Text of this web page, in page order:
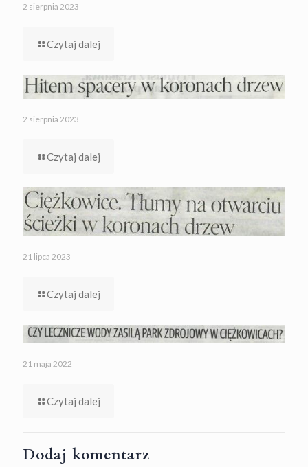
2 sierpnia 2023
Czytaj dalej
2 sierpnia 2023
Czytaj dalej
21 lipca 2023
Czytaj dalej
21 maja 2022
Czytaj dalej
Dodaj komentarz